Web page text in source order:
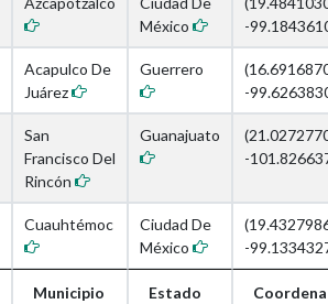
México
-
Acapulco De
Juárez
Guerrero
-
San
Francisco Del
Rincón
Guanajuato
-
Cuauhtémoc
Ciudad De
México
-
Municipio Estado